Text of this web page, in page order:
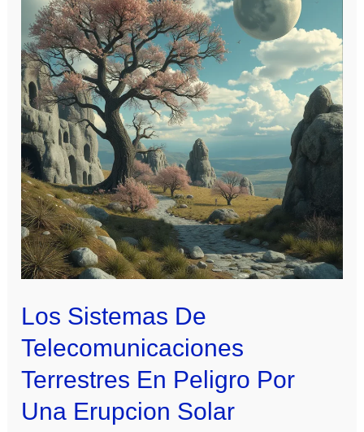
Los Sistemas De
Telecomunicaciones
Terrestres En Peligro Por
Una Erupcion Solar